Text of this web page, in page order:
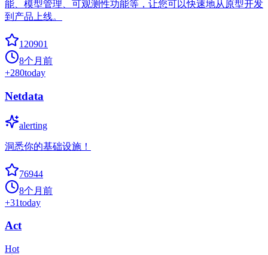
能、模型管理、可观测性功能等，让您可以快速地从原型开发
到产品上线。
120901
8个月前
+280today
Netdata
alerting
洞悉你的基础设施！
76944
8个月前
+31today
Act
Hot